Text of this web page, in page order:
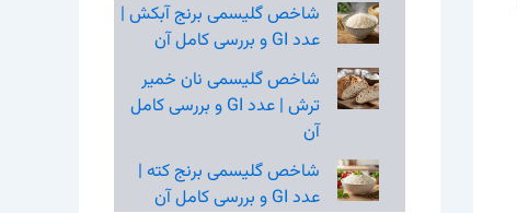
شاخص گلیسمی برنج آبکش |
عدد GI و بررسی کامل آن
شاخص گلیسمی نان خمیر
ترش | عدد GI و بررسی کامل
آن
شاخص گلیسمی برنج کته |
عدد GI و بررسی کامل آن